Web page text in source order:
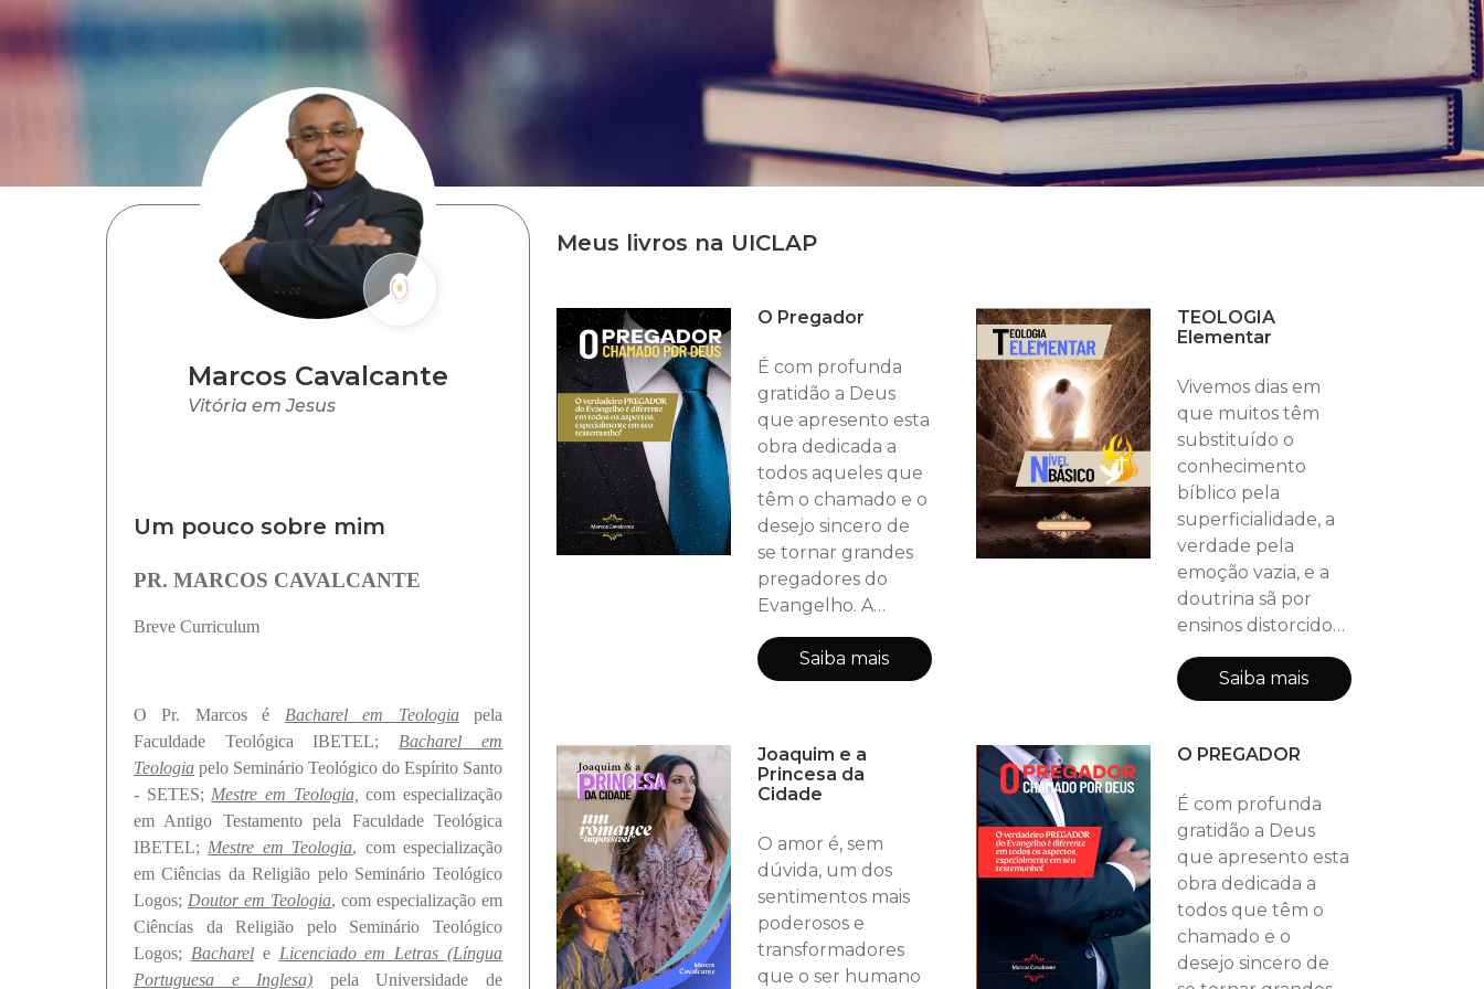
Marcos Cavalcante
Vitória em Jesus
Um pouco sobre mim
PR. MARCOS CAVALCANTE
Breve Curriculum
O Pr. Marcos é Bacharel em Teologiapela
Faculdade Teológica IBETEL; Bacharel em
Teologia pelo Seminário Teológico do Espírito Santo
- SETES; Mestre em Teologia, com especialização
em Antigo Testamento pela Faculdade Teológica
IBETEL; Mestre em Teologia, com especialização
em Ciências da Religião pelo Seminário Teológico
Logos; Doutor em Teologia, com especialização em
Ciências da Religião pelo Seminário Teológico
Logos; Bacharele Licenciado em Letras (Língua
Portuguesa e Inglesa) pela Universidade de
Meus livros na UICLAP
O Pregador
É com profunda
gratidão a Deus
que apresento esta
obra dedicada a
todos aqueles que
têm o chamado e o
desejo sincero de
se tornar grandes
pregadores do
Evangelho. A
pregação da
Palavra é, sem
dúvida, uma das
que um cristão
pode assumir, pois
apenas a
transformação de
vidas, mas a glória
do próprio nome
de Deus. Foi
pensando nisso
Saiba mais
TEOLOGIA
Elementar
Vivemos dias em
que muitos têm
substituído o
conhecimento
bíblico pela
superficialidade, a
verdade pela
emoção vazia, e a
doutrina sã por
ensinos distorcidos.
Como crente
pentecostal, creio
profundamente na
poder do Espírito
manifestações
sobrenaturais da
graça divina e na
presença viva de
Deus em nosso
meio. No entanto,
também creio que
Saiba mais
Joaquim e a
Princesa da
Cidade
O amor é, sem
dúvida, um dos
sentimentos mais
poderosos e
transformadores
que o ser humano
O PREGADOR
É com profunda
gratidão a Deus
que apresento esta
obra dedicada a
todos que têm o
chamado e o
desejo sincero de